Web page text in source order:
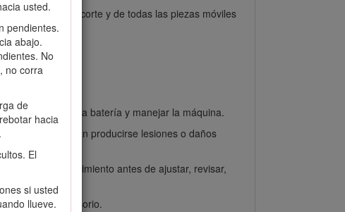
usted.
pendientes.
abajo.
No
no corra
de
hacia
El
si usted
llueve.
de la zona de corte y de todas las piezas móviles
personas.
de conectar la batería y manejar la máquina.
contrario, podrían producirse lesiones o daños
todo movimiento antes de ajustar, revisar,
de accesorio.